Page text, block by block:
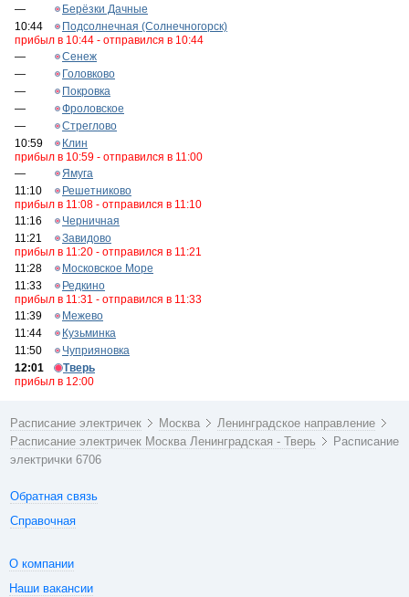
—
Берёзки Дачные
10:44
Подсолнечная (Солнечногорск)
прибыл в 10:44 - отправился в 10:44
—
Сенеж
—
Головково
—
Покровка
—
Фроловское
—
Стреглово
10:59
Клин
прибыл в 10:59 - отправился в 11:00
—
Ямуга
11:10
Решетниково
прибыл в 11:08 - отправился в 11:10
11:16
Черничная
11:21
Завидово
прибыл в 11:20 - отправился в 11:21
11:28
Московское Море
11:33
Редкино
прибыл в 11:31 - отправился в 11:33
11:39
Межево
11:44
Кузьминка
11:50
Чуприяновка
12:01
Тверь
прибыл в 12:00
Расписание электричек Москва
Ленинградское направление
Расписание электричек Москва Ленинградская - Тверь
Расписание
электрички 6706
Обратная связь
Справочная
О компании
Наши вакансии